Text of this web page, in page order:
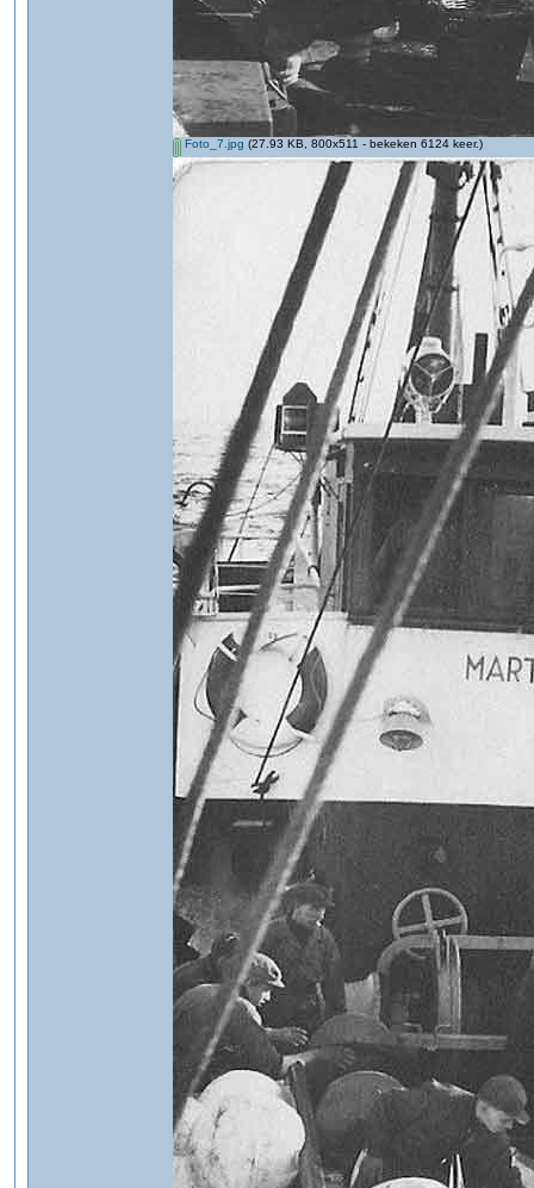
Foto_7.jpg (27.93 KB, 800x511 - bekeken 6124 keer.)